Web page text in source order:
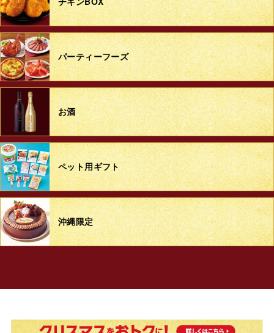
パーティーフーズ
お酒
ペット用ギフト
沖縄限定